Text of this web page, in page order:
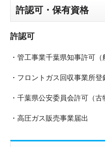
許認可・保有資格
許認可
・管工事業千葉県知事許可
・フロントガス回収事業所登
・千葉県公安委員会許可（
・高圧ガス販売事業届出